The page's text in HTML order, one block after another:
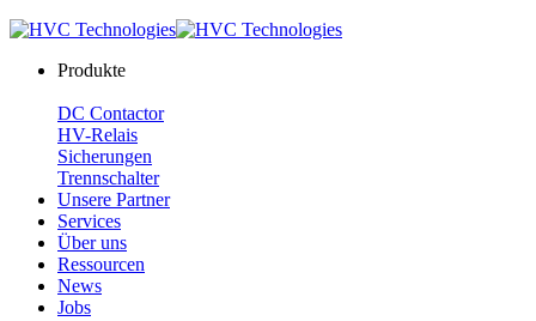
Produkte
DC Contactor
HV-Relais
Sicherungen
Trennschalter
Unsere Partner
Services
Über uns
Ressourcen
News
Jobs